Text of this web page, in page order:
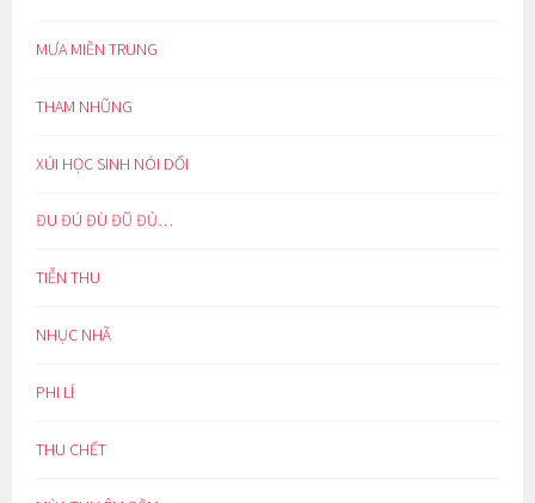
MƯA MIỀN TRUNG
THAM NHŨNG
XÚI HỌC SINH NÓI DỐI
ĐU ĐÚ ĐÙ ĐŨ ĐỦ…
TIỄN THU
NHỤC NHÃ
PHI LÍ
THU CHẾT